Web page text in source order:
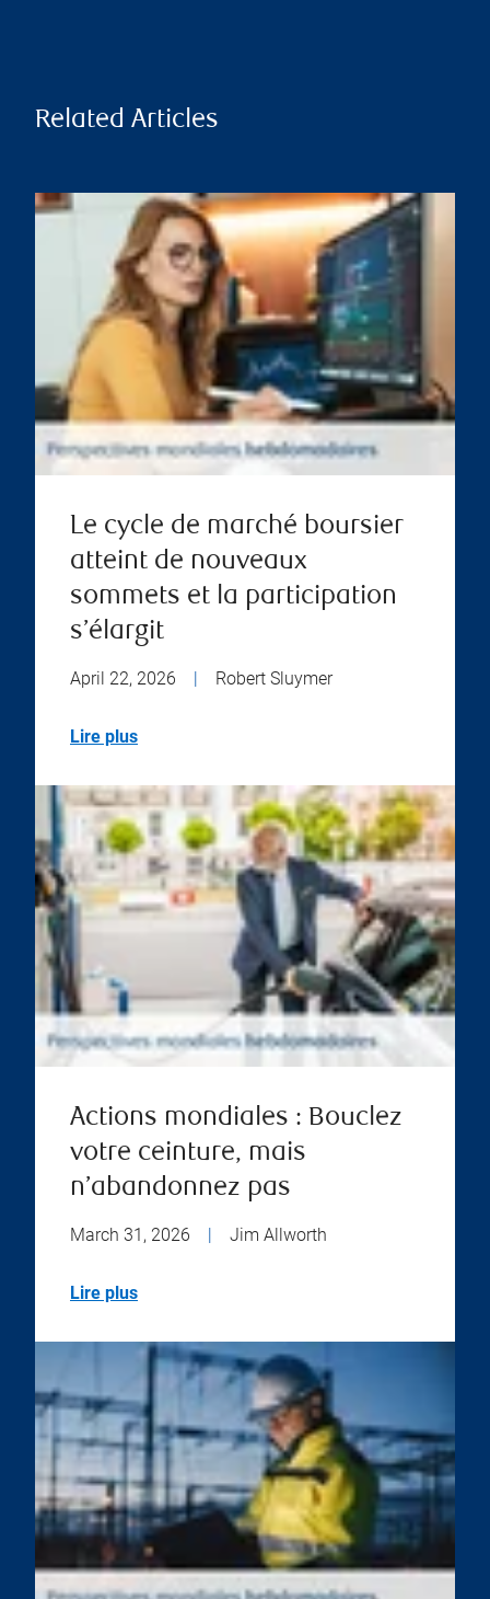
Related Articles
Le cycle de marché boursier
atteint de nouveaux
sommets et la participation
s’élargit
April 22, 2026 | Robert Sluymer
Lire plus
Actions mondiales : Bouclez
votre ceinture, mais
n’abandonnez pas
March 31, 2026 | Jim Allworth
Lire plus